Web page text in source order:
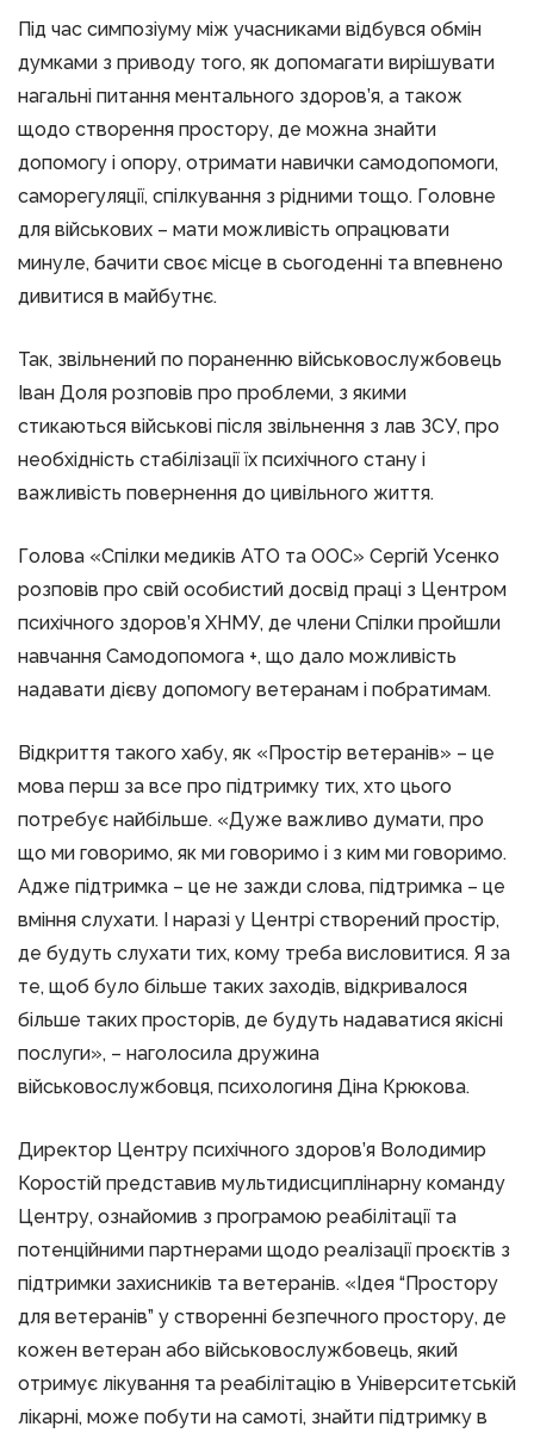
Під час симпозіуму між учасниками відбувся обмін
думками з приводу того, як допомагати вирішувати
нагальні питання ментального здоров’я, а також
щодо створення простору, де можна знайти
допомогу і опору, отримати навички самодопомоги,
саморегуляції, спілкування з рідними тощо. Головне
для військових – мати можливість опрацювати
минуле, бачити своє місце в сьогоденні та впевнено
дивитися в майбутнє.
Так, звільнений по пораненню військовослужбовець
Іван Доля розповів про проблеми, з якими
стикаються військові після звільнення з лав ЗСУ, про
необхідність стабілізації їх психічного стану і
важливість повернення до цивільного життя.
Голова «Спілки медиків АТО та ООС» Сергій Усенко
розповів про свій особистий досвід праці з Центром
психічного здоров’я ХНМУ, де члени Спілки пройшли
навчання Самодопомога +, що дало можливість
надавати дієву допомогу ветеранам і побратимам.
Відкриття такого хабу, як «Простір ветеранів» – це
мова перш за все про підтримку тих, хто цього
потребує найбільше. «Дуже важливо думати, про
що ми говоримо, як ми говоримо і з ким ми говоримо.
Адже підтримка – це не зажди слова, підтримка – це
вміння слухати. І наразі у Центрі створений простір,
де будуть слухати тих, кому треба висловитися. Я за
те, щоб було більше таких заходів, відкривалося
більше таких просторів, де будуть надаватися якісні
послуги», – наголосила дружина
військовослужбовця, психологиня Діна Крюкова.
Директор Центру психічного здоров’я Володимир
Коростій представив мультидисциплінарну команду
Центру, ознайомив з програмою реабілітації та
потенційними партнерами щодо реалізації проєктів з
підтримки захисників та ветеранів. «Ідея “Простору
для ветеранів” у створенні безпечного простору, де
кожен ветеран або військовослужбовець, який
отримує лікування та реабілітацію в Університетській
лікарні, може побути на самоті, знайти підтримку в